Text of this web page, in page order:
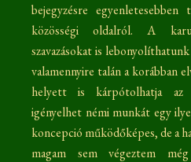
bejegyzésre
közösségi oldalról. A
szavazásokat is
valamennyire talán a korábban
helyett is kárpótolhatja az
igényelhet némi munkát egy
koncepció működőképes, de a
magam sem végeztem